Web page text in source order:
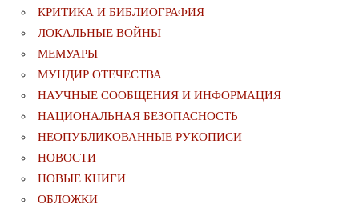
КРИТИКА И БИБЛИОГРАФИЯ
ЛОКАЛЬНЫЕ ВОЙНЫ
МЕМУАРЫ
МУНДИР ОТЕЧЕСТВА
НАУЧНЫЕ СООБЩЕНИЯ И ИНФОРМАЦИЯ
НАЦИОНАЛЬНАЯ БЕЗОПАСНОСТЬ
НЕОПУБЛИКОВАННЫЕ РУКОПИСИ
НОВОСТИ
НОВЫЕ КНИГИ
ОБЛОЖКИ